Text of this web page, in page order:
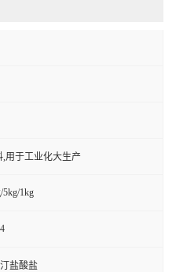
,用于工业化大生产
5kg/1kg
盐酸盐